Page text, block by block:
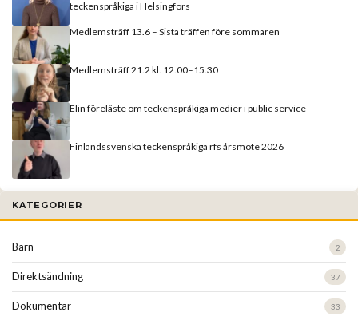
teckenspråkiga i Helsingfors
Medlemsträff 13.6 – Sista träffen före sommaren
Medlemsträff 21.2 kl. 12.00–15.30
Elin föreläste om teckenspråkiga medier i public service
Finlandssvenska teckenspråkiga rfs årsmöte 2026
KATEGORIER
Barn 2
Direktsändning 37
Dokumentär 33